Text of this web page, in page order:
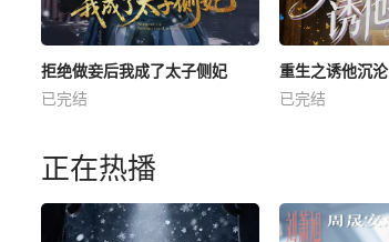
拒绝做妾后我成了太子侧妃
已完结
重生之诱他沉沦
已完结
正在热播